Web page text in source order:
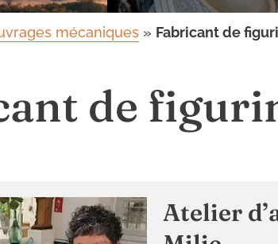
mécaniques » Fabricant de
de
Atelier